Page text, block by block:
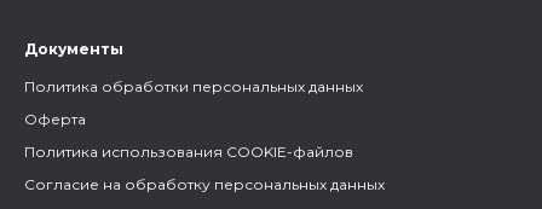
Документы
Политика обработки персональных данных
Оферта
Политика использования COOKIE-файлов
Согласие на обработку персональных данных